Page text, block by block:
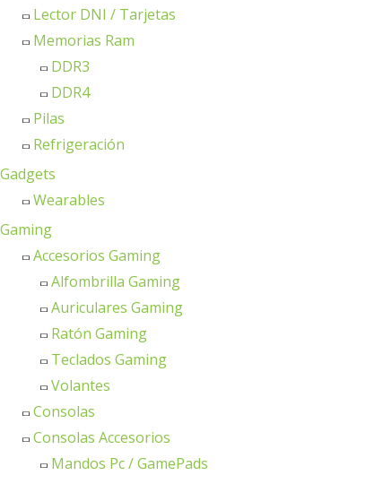
Lector DNI / Tarjetas
Memorias Ram
DDR3
DDR4
Pilas
Refrigeración
Gadgets
Wearables
Gaming
Accesorios Gaming
Alfombrilla Gaming
Auriculares Gaming
Ratón Gaming
Teclados Gaming
Volantes
Consolas
Consolas Accesorios
Mandos Pc / GamePads